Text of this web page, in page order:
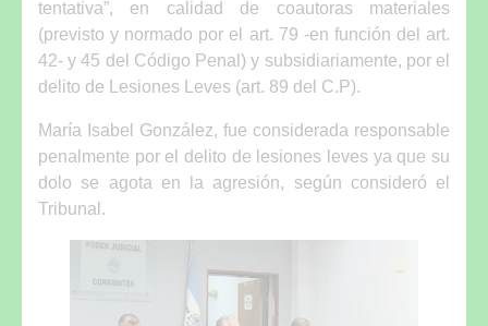
tentativa”, en calidad de coautoras materiales
(previsto y normado por el art. 79 -en función del art.
42- y 45 del Código Penal) y subsidiariamente, por el
delito de Lesiones Leves (art. 89 del C.P).
María Isabel González, fue considerada responsable
penalmente por el delito de lesiones leves ya que su
dolo se agota en la agresión, según consideró el
Tribunal.